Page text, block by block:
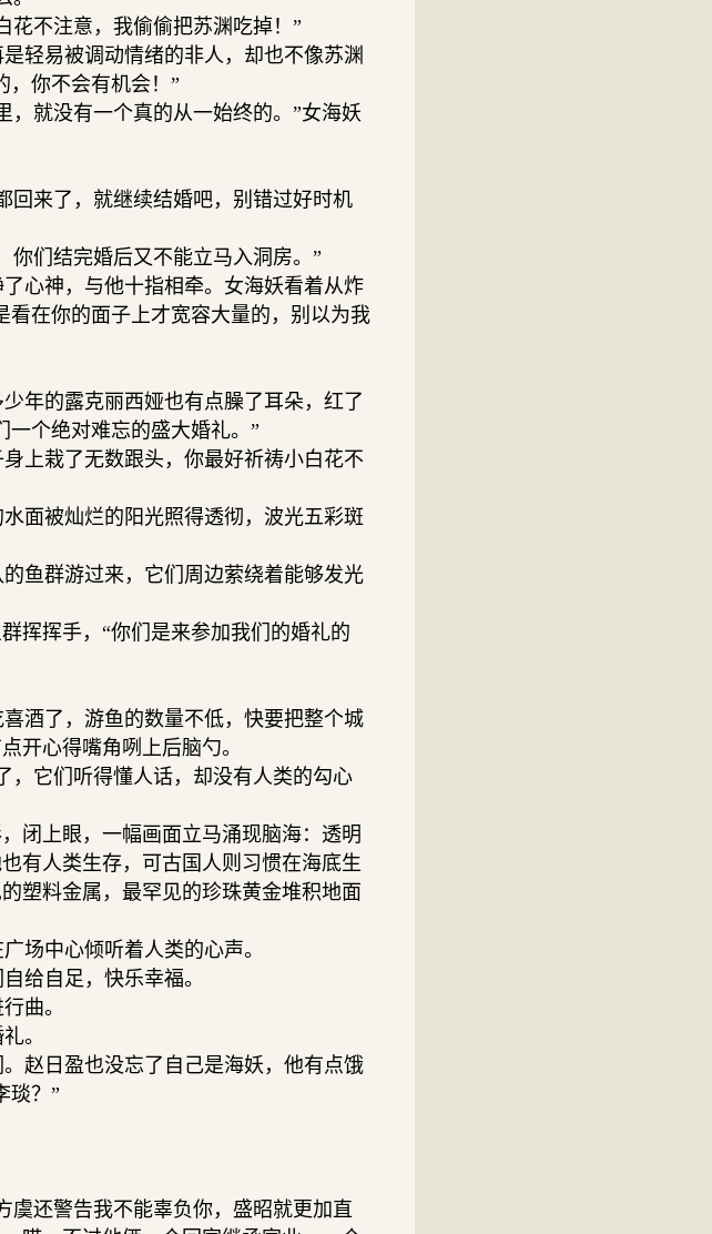
不注意，我偷偷把苏渊吃掉！”
轻易被调动情绪的非人，却也不像苏渊
，你不会有机会！”
就没有一个真的从一始终的。”女海妖
来了，就继续结婚吧，别错过好时机
们结完婚后又不能立马入洞房。”
心神，与他十指相牵。女海妖看着从炸
看在你的面子上才宽容大量的，别以为我
年的露克丽西娅也有点臊了耳朵，红了
一个绝对难忘的盛大婚礼。”
上栽了无数跟头，你最好祈祷小白花不
面被灿烂的阳光照得透彻，波光五彩斑
鱼群游过来，它们周边萦绕着能够发光
挥挥手，“你们是来参加我们的婚礼的
酒了，游鱼的数量不低，快要把整个城
开心得嘴角咧上后脑勺。
它们听得懂人话，却没有人类的勾心
闭上眼，一幅画面立马涌现脑海：透明
有人类生存，可古国人则习惯在海底生
塑料金属，最罕见的珍珠黄金堆积地面
场中心倾听着人类的心声。
给自足，快乐幸福。
曲。
。
赵日盈也没忘了自己是海妖，他有点饿
琰？”
还警告我不能辜负你，盛昭就更加直